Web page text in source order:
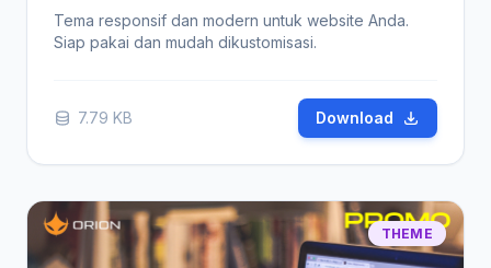
Tema responsif dan modern untuk website Anda.
Siap pakai dan mudah dikustomisasi.
7.79 KB Download
THEME